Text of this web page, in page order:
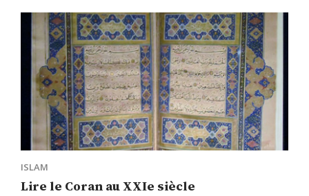
ISLAM
Lire le Coran au XXIe siècle